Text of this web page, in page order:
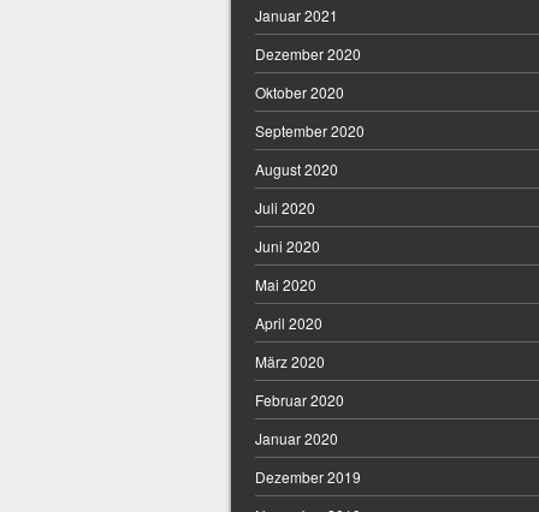
Januar 2021
Dezember 2020
Oktober 2020
September 2020
August 2020
Juli 2020
Juni 2020
Mai 2020
April 2020
März 2020
Februar 2020
Januar 2020
Dezember 2019